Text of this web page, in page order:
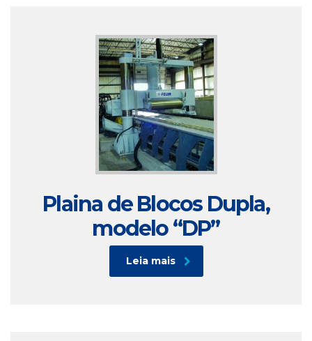
Plaina de Blocos Dupla,
modelo “DP”
Leia mais